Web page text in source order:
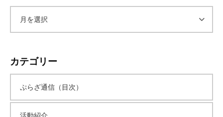
カ
イ
カテゴリー
ぷらざ通信（目次）
活動紹介